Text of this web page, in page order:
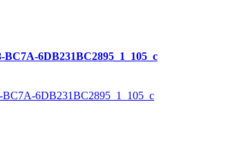
BC7A-6DB231BC2895_1_105_c
6DB231BC2895_1_105_c